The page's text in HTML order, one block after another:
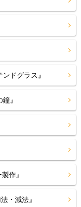
ドグラス』
』
作』
・減法』